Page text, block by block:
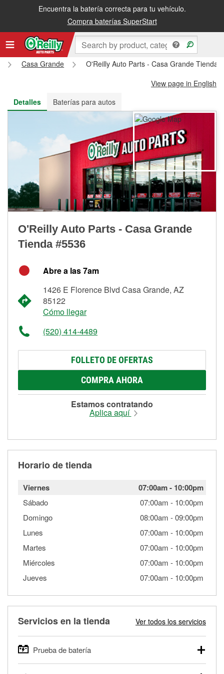
Encuentra la batería correcta para tu vehículo.
Compra baterías SuperStart
Recibe tu orden gratis al día siguiente o recógela en la tienda
Casa Grande
O'Reilly Auto Parts - Casa Grande Tienda
View page in English
Detalles
Baterías para autos
O'Reilly Auto Parts - Casa Grande
Tienda #5536
Abre a las 7am
1426 E Florence Blvd Casa Grande, AZ
85122
Cómo llegar
(520) 414-4489
FOLLETO DE OFERTAS
COMPRA AHORA
Estamos contratando
Aplica aquí
Horario de tienda
Viernes 07:00am- 10:00pm
Sábado 07:00am - 10:00pm
Domingo
08:00am -09:00pm
Lunes
07:00am - 10:00pm
Martes
07:00am - 10:00pm
Miércoles
07:00am - 10:00pm
Jueves
07:00am - 10:00pm
Servicios en la tienda Ver todos los servicios
Prueba de batería